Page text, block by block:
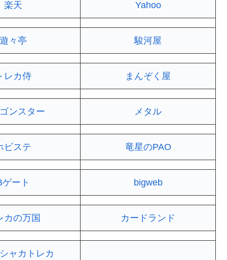
楽天 Yahoo
々亭 駿河屋
レカ侍 まんぞく屋
ンスター メタル
ビステ 竜星のPAO
ゲート bigweb
カの万国 カードランド
ャカトレカ